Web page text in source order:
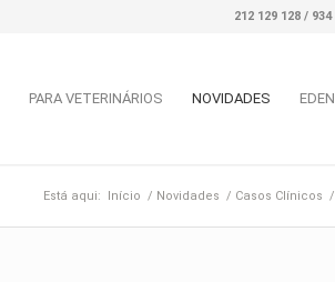
212 129 128 /
PARA VETERINÁRIOS NOVIDADES
Está aqui: Início / Novidades / Casos Clínicos /